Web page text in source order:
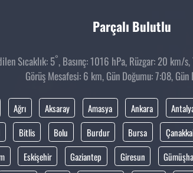
Parçalı Bulutlu
Sıcaklık: 5°, Basınç: 1016 hPa, Rüzgar: 20 km/
Görüş Mesafesi: 6 km, Gün Doğumu: 7:08, Gün
Ağrı Aksaray Amasya Ankara
Bitlis Bolu Burdur Bursa
Eskişehir Gaziantep Giresun